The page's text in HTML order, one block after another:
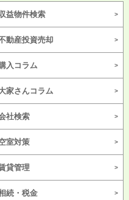
益物件検索
動産投資売却
入コラム
家さんコラム
社検索
室対策
貸管理
続・税金